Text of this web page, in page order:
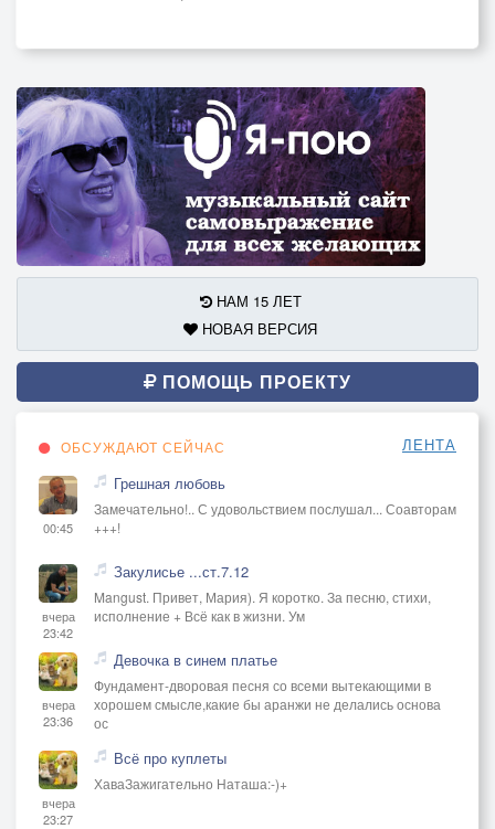
НАМ 15 ЛЕТ
НОВАЯ ВЕРСИЯ
ПОМОЩЬ ПРОЕКТУ
ОБСУЖДАЮТ СЕЙЧАС ЛЕНТА
00:45
Грешная любовь
Замечательно!.. С удовольствием послушал... Соавторам
+++!
вчера
23:42
Закулисье ...ст.7.12
Mangust. Привет, Мария). Я коротко. За песню, стихи,
исполнение + Всё как в жизни. Ум
вчера
23:36
Девочка в синем платье
Фундамент-дворовая песня со всеми вытекающими в
хорошем смысле,какие бы аранжи не делались основа
ос
вчера
23:27
Всё про куплеты
ХаваЗажигательно Наташа:-)+